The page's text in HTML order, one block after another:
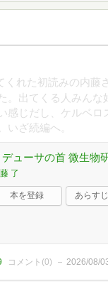
くれた初読みの内藤
。出てくる人みんな
感じだし、ケルベ
いざ続編へ。
デューサの首 微生物
了
本を登録 あらす
コメント(0) 2026/08/